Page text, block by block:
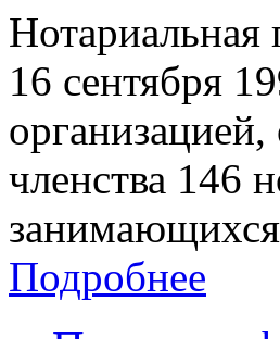
Нотариальная
16 сентября
организацией,
членства 146
Подробнее